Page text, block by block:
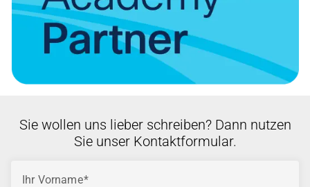
Sie wollen uns lieber schreiben? Dann nutzen
Sie unser Kontaktformular.
Ihr Vorname